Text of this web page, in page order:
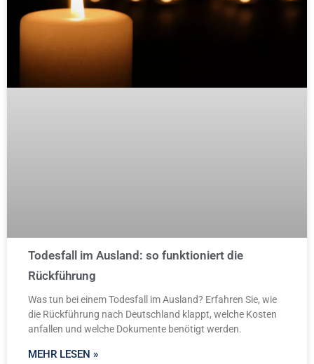
Todesfall im Ausland: so funktioniert die
Rückführung
Was tun bei einem Todesfall im Ausland? Erfahren Sie, wie
die Rückführung nach Deutschland klappt, welche Kosten
anfallen und welche Dokumente benötigt werden.
MEHR LESEN »